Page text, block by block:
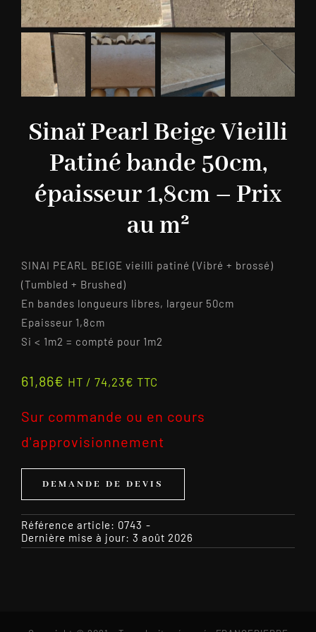
Sinaï Pearl Beige Vieilli
Patiné bande 50cm,
épaisseur 1,8cm – Prix
au m²
SINAI PEARL BEIGE vieilli patiné (Vibré + brossé)
(Tumbled + Brushed)
En bandes longueurs libres, largeur 50cm
Epaisseur 1,8cm
Si < 1m2 = compté pour 1m2
61,86€ HT / 74,23€ TTC
Sur commande ou en cours
d'approvisionnement
DEMANDE DE DEVIS
Référence article: 0743 -
Dernière mise à jour: 3 août 2026